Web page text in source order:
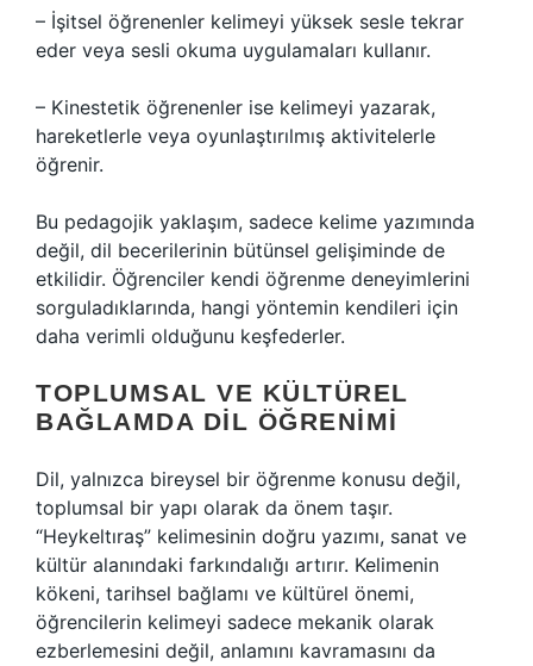
– İşitsel öğrenenler kelimeyi yüksek sesle tekrar
eder veya sesli okuma uygulamaları kullanır.
– Kinestetik öğrenenler ise kelimeyi yazarak,
hareketlerle veya oyunlaştırılmış aktivitelerle
öğrenir.
Bu pedagojik yaklaşım, sadece kelime yazımında
değil, dil becerilerinin bütünsel gelişiminde de
etkilidir. Öğrenciler kendi öğrenme deneyimlerini
sorguladıklarında, hangi yöntemin kendileri için
daha verimli olduğunu keşfederler.
TOPLUMSAL VE KÜLTÜREL
BAĞLAMDA DIL ÖĞRENIMI
Dil, yalnızca bireysel bir öğrenme konusu değil,
toplumsal bir yapı olarak da önem taşır.
“Heykeltıraş” kelimesinin doğru yazımı, sanat ve
kültür alanındaki farkındalığı artırır. Kelimenin
kökeni, tarihsel bağlamı ve kültürel önemi,
öğrencilerin kelimeyi sadece mekanik olarak
ezberlemesini değil, anlamını kavramasını da